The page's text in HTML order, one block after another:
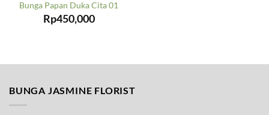
Bunga Papan Duka Cita 01
Rp450,000
BUNGA JASMINE FLORIST